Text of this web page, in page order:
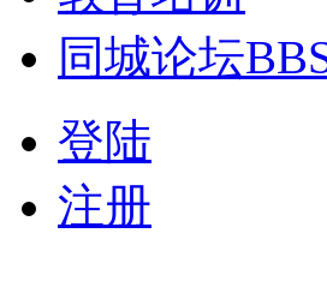
同城论坛
登陆
注册